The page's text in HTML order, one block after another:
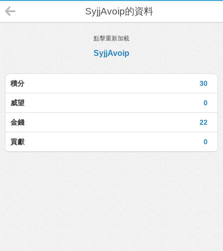
SyjjAvoip的資料
點擊重新加載
SyjjAvoip
30
積分
0
威望
22
金錢
0
貢獻